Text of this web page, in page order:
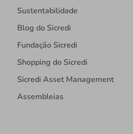
Sustentabilidade
Blog do Sicredi
Fundação Sicredi
Shopping do Sicredi
Sicredi Asset Management
Assembleias